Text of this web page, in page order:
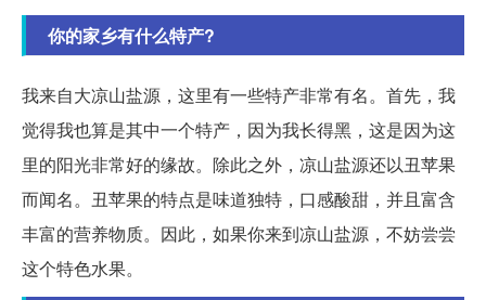
你的家乡有什么特产?
我来自大凉山盐源，这里有一些特产非常有名。首先，我
觉得我也算是其中一个特产，因为我长得黑，这是因为这
里的阳光非常好的缘故。除此之外，凉山盐源还以丑苹果
而闻名。丑苹果的特点是味道独特，口感酸甜，并且富含
丰富的营养物质。因此，如果你来到凉山盐源，不妨尝尝
这个特色水果。